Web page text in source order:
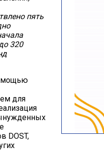
пять
320
для
DOST,